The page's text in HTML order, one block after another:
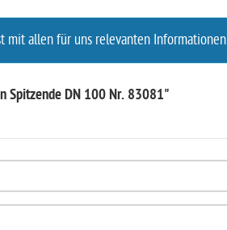
allen für uns relevanten Informationen
Spitzende DN 100 Nr. 83081"